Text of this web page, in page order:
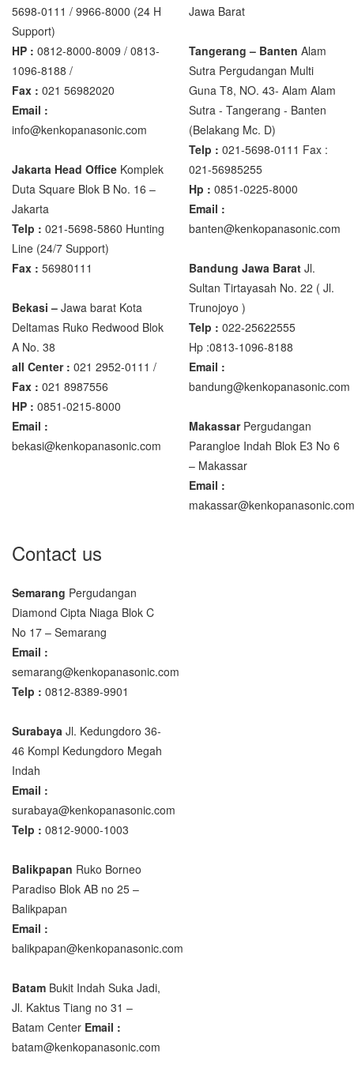
5698-0111 / 9966-8000 (24 H
Support)
HP : 0812-8000-8009 / 0813-
1096-8188 /
Fax : 021 56982020
Email :
info@kenkopanasonic.com
Jakarta Head Office Komplek
Duta Square Blok B No. 16 –
Jakarta
Telp : 021-5698-5860 Hunting
Line (24/7 Support)
Fax : 56980111
Bekasi – Jawa barat Kota
Deltamas Ruko Redwood Blok
A No. 38
all Center : 021 2952-0111 /
Fax : 021 8987556
HP : 0851-0215-8000
Email :
bekasi@kenkopanasonic.com
Jawa Barat
Tangerang – Banten Alam
Sutra Pergudangan Multi
Guna T8, NO. 43- Alam Alam
Sutra - Tangerang - Banten‎
(Belakang Mc. D)
Telp : 021-5698-0111 Fax :
021-56985255
Hp : 0851-0225-8000
Email :
banten@kenkopanasonic.com
Bandung Jawa Barat Jl.
Sultan Tirtayasah‎ No. 22 ( Jl.
Trunojoyo )
Telp : 022-25622555
Hp :0813-1096-8188
Email :
bandung@kenkopanasonic.com
MakassarPergudangan
Parangloe Indah Blok E3 No 6
– Makassar
Email :
makassar@kenkopanasonic.com
Contact us
Semarang Pergudangan
Diamond Cipta Niaga Blok C
No 17 – Semarang
Email :
semarang@kenkopanasonic.com
Telp : 0812-8389-9901
Surabaya Jl. Kedungdoro 36-
46 Kompl Kedungdoro Megah
Indah
Email :
surabaya@kenkopanasonic.com
Telp : 0812-9000-1003
Balikpapan Ruko Borneo
Paradiso Blok AB no 25 –
Balikpapan
Email :
balikpapan@kenkopanasonic.com
Batam Bukit Indah Suka Jadi,
Jl. Kaktus Tiang no 31 –
Batam Center Email :
batam@kenkopanasonic.com